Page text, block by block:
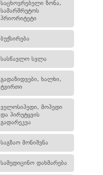
საცხოვრებელი ზონა,
სამარშრუტოს
პრიორიტეტი
ბუქსირება
სასწავლო სვლა
გადაზიდვები, ხალხი,
ტვირთი
ველოსიპედი, მოპედი
და პირუტყვის
გადარეკვა
საგზაო მონიშვნა
სამედიცინო დახმარება